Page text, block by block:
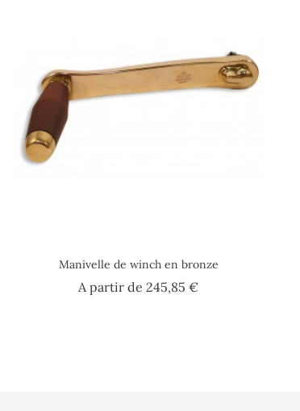
Manivelle de winch en bronze
A partir de 245,85 €Prix